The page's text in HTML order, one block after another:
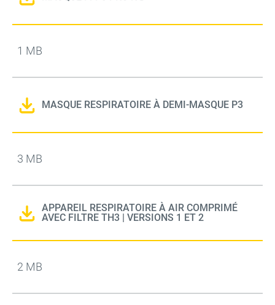
1 MB
MASQUE RESPIRATOIRE À DEMI-MASQUE P3
3 MB
APPAREIL RESPIRATOIRE À AIR COMPRIMÉ
AVEC FILTRE TH3 | VERSIONS 1 ET 2
2 MB